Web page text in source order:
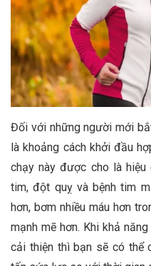
Đối với những người mới
là khoảng cách khởi đầu
chạy này được cho là
tim, đột quỵ và bệnh tim
hơn, bơm nhiều máu hơn
mạnh mẽ hơn. Khi khả
cải thiện thì bạn sẽ có thể